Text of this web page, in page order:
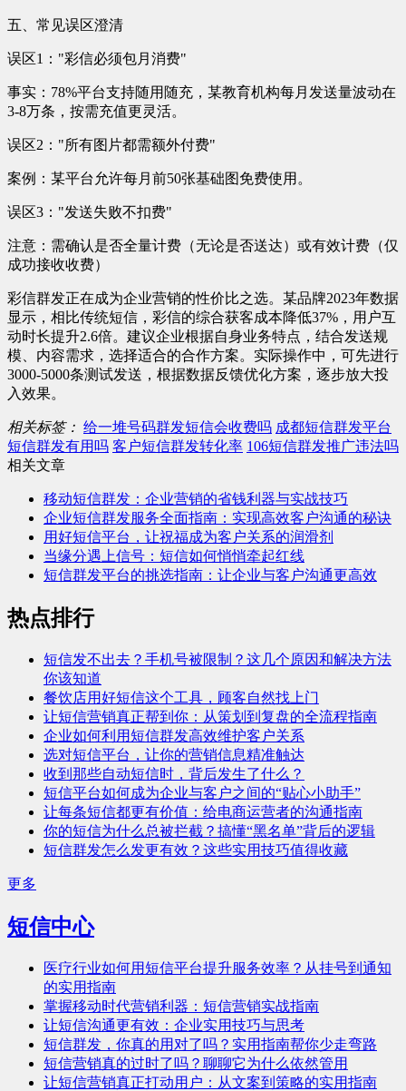
五、常见误区澄清
误区1："彩信必须包月消费"
事实：78%平台支持随用随充，某教育机构每月发送量波动在
3-8万条，按需充值更灵活。
误区2："所有图片都需额外付费"
案例：某平台允许每月前50张基础图免费使用。
误区3："发送失败不扣费"
注意：需确认是否全量计费（无论是否送达）或有效计费（仅
成功接收收费）
彩信群发正在成为企业营销的性价比之选。某品牌2023年数据
显示，相比传统短信，彩信的综合获客成本降低37%，用户互
动时长提升2.6倍。建议企业根据自身业务特点，结合发送规
模、内容需求，选择适合的合作方案。实际操作中，可先进行
3000-5000条测试发送，根据数据反馈优化方案，逐步放大投
入效果。
相关标签： 给一堆号码群发短信会收费吗 成都短信群发平台
短信群发有用吗 客户短信群发转化率 106短信群发推广违法吗
相关文章
移动短信群发：企业营销的省钱利器与实战技巧
企业短信群发服务全面指南：实现高效客户沟通的秘诀
用好短信平台，让祝福成为客户关系的润滑剂
当缘分遇上信号：短信如何悄悄牵起红线
短信群发平台的挑选指南：让企业与客户沟通更高效
热点排行
短信发不出去？手机号被限制？这几个原因和解决方法
你该知道
餐饮店用好短信这个工具，顾客自然找上门
让短信营销真正帮到你：从策划到复盘的全流程指南
企业如何利用短信群发高效维护客户关系
选对短信平台，让你的营销信息精准触达
收到那些自动短信时，背后发生了什么？
短信平台如何成为企业与客户之间的“贴心小助手”
让每条短信都更有价值：给电商运营者的沟通指南
你的短信为什么总被拦截？搞懂“黑名单”背后的逻辑
短信群发怎么发更有效？这些实用技巧值得收藏
更多
短信中心
医疗行业如何用短信平台提升服务效率？从挂号到通知
的实用指南
掌握移动时代营销利器：短信营销实战指南
让短信沟通更有效：企业实用技巧与思考
短信群发，你真的用对了吗？实用指南帮你少走弯路
短信营销真的过时了吗？聊聊它为什么依然管用
让短信营销真正打动用户：从文案到策略的实用指南